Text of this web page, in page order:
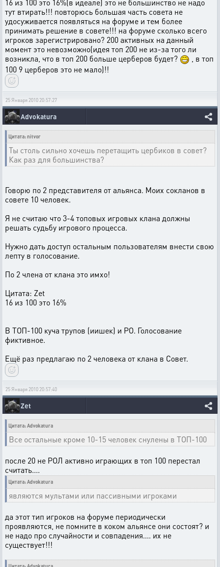
16 из 100 это 16%(в идеале) это не большинство не надо
тут втирать!!! повторюсь большая часть совета не
удосуживается появляться на форуме и тем более
принимать решение в совете!!! на форуме сколько всего
игроков зарегистрировано? 200 активных на данный
момент это невозможно(идея топ 200 не из-за того ли
возникла, что в топ 200 больше церберов будет?
, в топ
100 9 церберов это не мало)!!
25 Января 2010 20:57:27
Advokatura
Цитата: nitvor
Ты столь сильно хочешь перетащить цербиков в совет?
Как раз для большинства?
Говорю по 2 представителя от альянса. Моих сокланов в
совете 10 человек.
Я не считаю что 3-4 топовых игровых клана должны
решать судьбу игрового процесса.
Нужно дать доступ остальным пользователям внести свою
лепту в голосование.
По 2 члена от клана это имхо!
Цитата: Zet
16 из 100 это 16%
В ТОП-100 куча трупов (иишек) и РО. Голосование
фиктивное.
Ещё раз предлагаю по 2 человека от клана в Совет.
25 Января 2010 20:57:40
Zet
Цитата: Advokatura
Все остальные кроме 10-15 человек снулены в ТОП-100
после 20 не РОЛ активно играющих в топ 100 перестал
считать....
Цитата: Advokatura
являются мультами или пассивными игроками
да этот тип игроков на форуме периодически
проявляются, не помните в коком альянсе они состоят? и
не надо про случайности и совпадения.... их не
существует!!!